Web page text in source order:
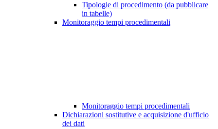
Tipologie di procedimento (da pubblicare
in tabelle)
Monitoraggio tempi procedimentali
Monitoraggio tempi procedimentali
Dichiarazioni sostitutive e acquisizione d'ufficio
dei dati